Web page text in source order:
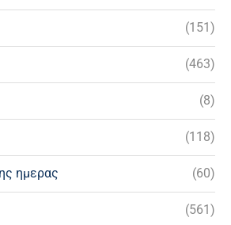
(151)
(463)
(8)
(118)
ημερας (60)
(561)